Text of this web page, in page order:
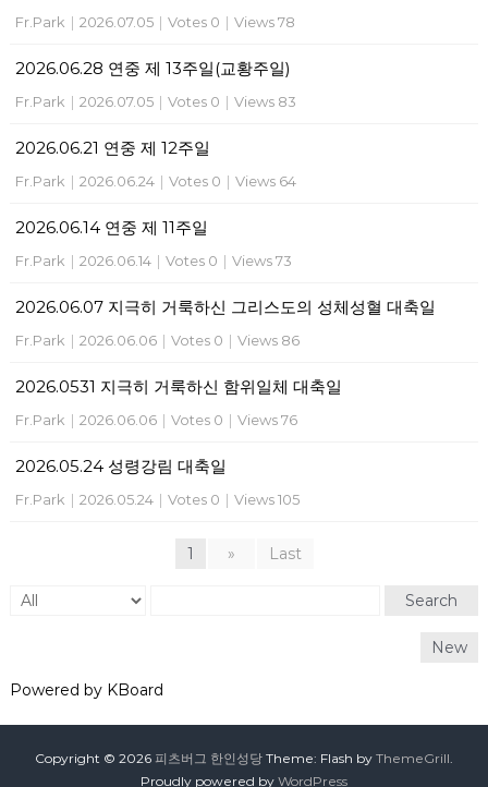
Fr.Park | 2026.07.05 | Votes 0 | Views 78
2026.06.28 연중 제 13주일(교황주일)
Fr.Park | 2026.07.05 | Votes 0 | Views 83
2026.06.21 연중 제 12주일
Fr.Park | 2026.06.24 | Votes 0 | Views 64
2026.06.14 연중 제 11주일
Fr.Park | 2026.06.14 | Votes 0 | Views 73
2026.06.07 지극히 거룩하신 그리스도의 성체성혈 대축일
Fr.Park | 2026.06.06 | Votes 0 | Views 86
2026.0531 지극히 거룩하신 함위일체 대축일
Fr.Park | 2026.06.06 | Votes 0 | Views 76
2026.05.24 성령강림 대축일
Fr.Park | 2026.05.24 | Votes 0 | Views 105
1 » Last
Search
New
Powered by KBoard
Copyright © 2026 피츠버그 한인성당 Theme: Flash by ThemeGrill.
Proudly powered by WordPress